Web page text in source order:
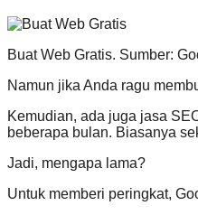
Buat Web Gratis. Sumber:
Namun jika Anda ragu
Kemudian, ada juga jasa
beberapa bulan. Biasanya
Jadi, mengapa lama?
Untuk memberi peringkat,